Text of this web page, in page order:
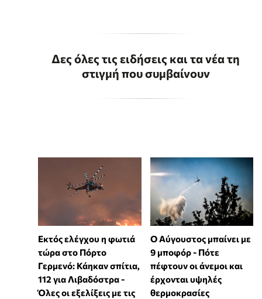
Δες όλες τις ειδήσεις και τα νέα τη
στιγμή που συμβαίνουν
Εκτός ελέγχου η φωτιά
τώρα στο Πόρτο
Γερμενό: Κάηκαν σπίτια,
112 για Λιβαδόστρα -
Όλες οι εξελίξεις με τις
Ο Αύγουστος μπαίνει με
9 μποφόρ - Πότε
πέφτουν οι άνεμοι και
έρχονται υψηλές
θερμοκρασίες